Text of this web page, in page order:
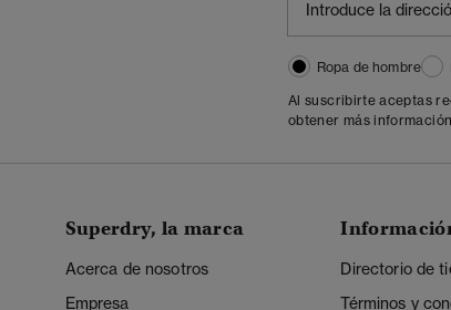
Ropa de hombre
Al suscribirte aceptas
obtener más
Superdry, la marca
Acerca de nosotros
Empresa
Directorio de
Términos y